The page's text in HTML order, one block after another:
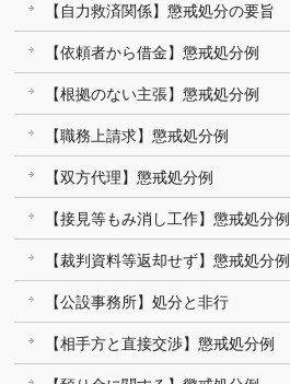
【自力救済関係】懲戒処分の要旨
【依頼者から借金】懲戒処分例
【根拠のない主張】懲戒処分例
【職務上請求】懲戒処分例
【双方代理】懲戒処分例
【接見等もみ消し工作】懲戒処分例
【裁判資料等返却せず】懲戒処分例
【公設事務所】処分と非行
【相手方と直接交渉】懲戒処分例